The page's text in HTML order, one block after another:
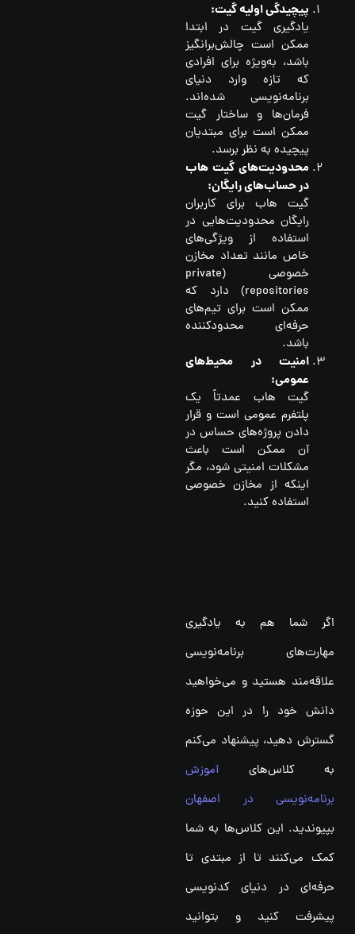
پیچیدگی اولیه گیت:
یادگیری گیت در ابتدا
ممکن است چالش‌برانگیز
باشد، به‌ویژه برای افرادی
که تازه وارد دنیای
برنامه‌نویسی شده‌اند.
فرمان‌ها و ساختار گیت
ممکن است برای مبتدیان
پیچیده به نظر برسد.
محدودیت‌های گیت هاب
در حساب‌های رایگان:
گیت هاب برای کاربران
رایگان محدودیت‌هایی در
استفاده از ویژگی‌های
خاص مانند تعداد مخازن
خصوصی (private
repositories) دارد که
ممکن است برای تیم‌های
حرفه‌ای محدودکننده
باشد.
امنیت در محیط‌های
عمومی:
گیت هاب عمدتاً یک
پلتفرم عمومی است و قرار
دادن پروژه‌های حساس در
آن ممکن است باعث
مشکلات امنیتی شود، مگر
اینکه از مخازن خصوصی
استفاده کنید.
اگر شما هم به یادگیری
مهارت‌های برنامه‌نویسی
علاقه‌مند هستید و می‌خواهید
دانش خود را در این حوزه
گسترش دهید، پیشنهاد می‌کنم
به کلاس‌هایآموزش
برنامه‌نویسی در اصفهان
بپیوندید. این کلاس‌ها به شما
کمک می‌کنند تا از مبتدی تا
حرفه‌ای در دنیای کدنویسی
پیشرفت کنید و بتوانید